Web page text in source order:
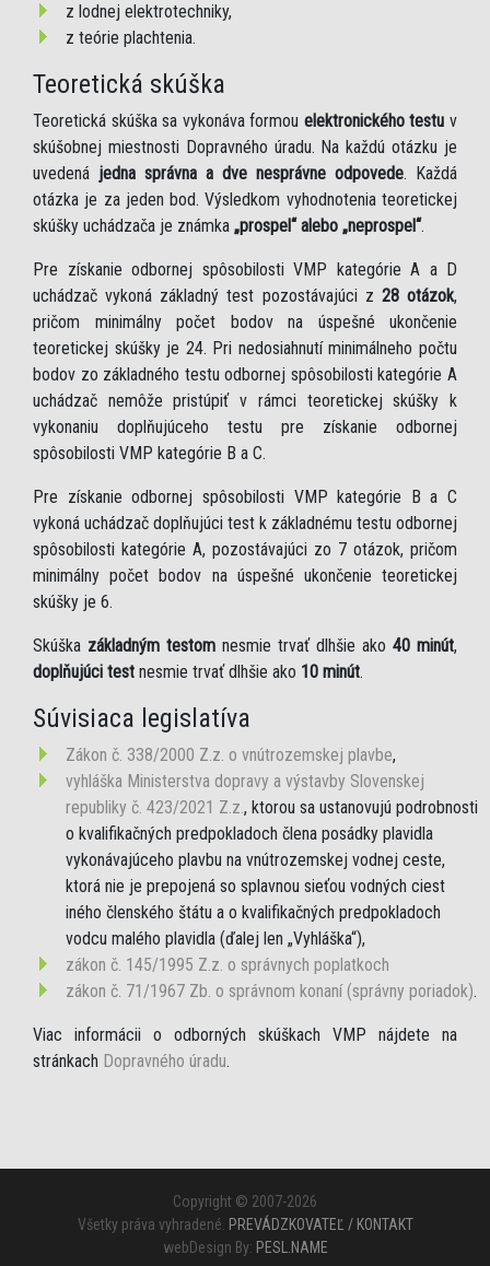
z lodnej elektrotechniky,
z teórie plachtenia.
Teoretická skúška
Teoretická skúška sa vykonáva formou elektronického testu v
skúšobnej miestnosti Dopravného úradu. Na každú otázku je
uvedená jedna správna a dve nesprávne odpovede. Každá
otázka je za jeden bod. Výsledkom vyhodnotenia teoretickej
skúšky uchádzača je známka „prospel“ alebo „neprospel“.
Pre získanie odbornej spôsobilosti VMP kategórie A a D
uchádzač vykoná základný test pozostávajúci z 28 otázok,
pričom minimálny počet bodov na úspešné ukončenie
teoretickej skúšky je 24. Pri nedosiahnutí minimálneho počtu
bodov zo základného testu odbornej spôsobilosti kategórie A
uchádzač nemôže pristúpiť v rámci teoretickej skúšky k
vykonaniu doplňujúceho testu pre získanie odbornej
spôsobilosti VMP kategórie B a C.
Pre získanie odbornej spôsobilosti VMP kategórie B a C
vykoná uchádzač doplňujúci test k základnému testu odbornej
spôsobilosti kategórie A, pozostávajúci zo 7 otázok, pričom
minimálny počet bodov na úspešné ukončenie teoretickej
skúšky je 6.
Skúška základným testom nesmie trvať dlhšie ako 40 minút,
doplňujúci test nesmie trvať dlhšie ako 10 minút.
Súvisiaca legislatíva
Zákon č. 338/2000 Z.z. o vnútrozemskej plavbe,
vyhláška Ministerstva dopravy a výstavby Slovenskej
republiky č. 423/2021 Z.z., ktorou sa ustanovujú podrobnosti
o kvalifikačných predpokladoch člena posádky plavidla
vykonávajúceho plavbu na vnútrozemskej vodnej ceste,
ktorá nie je prepojená so splavnou sieťou vodných ciest
iného členského štátu a o kvalifikačných predpokladoch
vodcu malého plavidla (ďalej len „Vyhláška“),
zákon č. 145/1995 Z.z. o správnych poplatkoch
zákon č. 71/1967 Zb. o správnom konaní (správny poriadok).
Viac informácii o odborných skúškach VMP nájdete na
stránkach Dopravného úradu.
Copyright © 2007-2026
Všetky práva vyhradené. PREVÁDZKOVATEĽ / KONTAKT
webDesign By: PESL.NAME